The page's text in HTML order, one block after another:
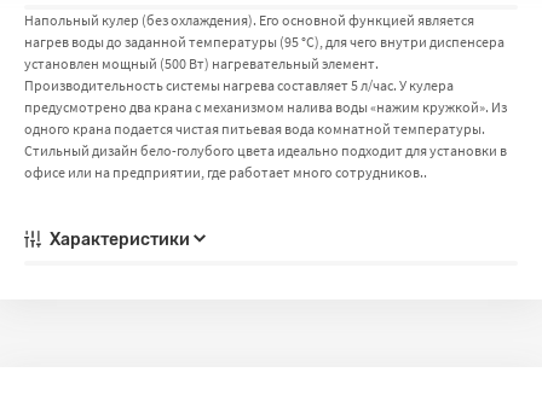
Напольный кулер (без охлаждения). Его основной функцией является
нагрев воды до заданной температуры (95 °С), для чего внутри диспенсера
установлен мощный (500 Вт) нагревательный элемент.
Производительность системы нагрева составляет 5 л/час. У кулера
предусмотрено два крана с механизмом налива воды «нажим кружкой». Из
одного крана подается чистая питьевая вода комнатной температуры.
Стильный дизайн бело-голубого цвета идеально подходит для установки в
офисе или на предприятии, где работает много сотрудников..
Характеристики